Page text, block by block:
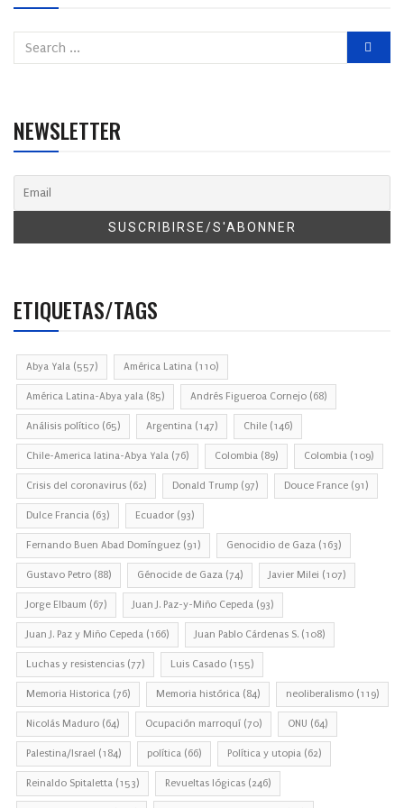
NEWSLETTER
ETIQUETAS/TAGS
Abya Yala (557) América Latina (110)
América Latina-Abya yala (85) Andrés Figueroa Cornejo (68)
Análisis político (65) Argentina (147) Chile (146)
Chile-America latina-Abya Yala (76) Colombia (89) Colombia (109)
Crisis del coronavirus (62) Donald Trump (97) Douce France (91)
Dulce Francia (63) Ecuador (93)
Fernando Buen Abad Domínguez (91) Genocidio de Gaza (163)
Gustavo Petro (88) Génocide de Gaza (74) Javier Milei (107)
Jorge Elbaum (67) Juan J. Paz-y-Miño Cepeda (93)
Juan J. Paz y Miño Cepeda (166) Juan Pablo Cárdenas S. (108)
Luchas y resistencias (77) Luis Casado (155)
Memoria Historica (76) Memoria histórica (84) neoliberalismo (119)
Nicolás Maduro (64) Ocupación marroquí (70) ONU (64)
Palestina/Israel (184) política (66) Política y utopia (62)
Reinaldo Spitaletta (153) Revueltas lógicas (246)